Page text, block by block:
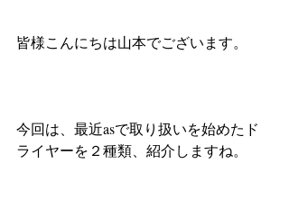
皆様こんにちは山本でございます。
今回は、最近asで取り扱いを始めたド
ライヤーを２種類、紹介しますね。